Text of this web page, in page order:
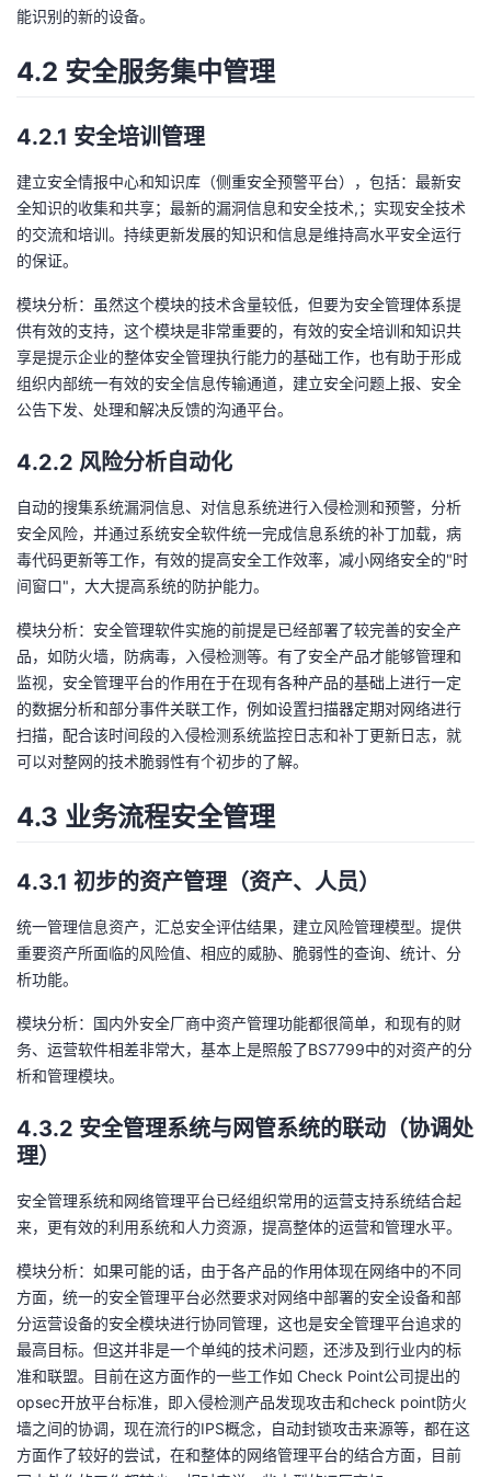
能识别的新的设备。
4.2 安全服务集中管理
4.2.1 安全培训管理
建立安全情报中心和知识库（侧重安全预警平台），包括：最新安
全知识的收集和共享；最新的漏洞信息和安全技术,；实现安全技术
的交流和培训。持续更新发展的知识和信息是维持高水平安全运行
的保证。
模块分析：虽然这个模块的技术含量较低，但要为安全管理体系提
供有效的支持，这个模块是非常重要的，有效的安全培训和知识共
享是提示企业的整体安全管理执行能力的基础工作，也有助于形成
组织内部统一有效的安全信息传输通道，建立安全问题上报、安全
公告下发、处理和解决反馈的沟通平台。
4.2.2 风险分析自动化
自动的搜集系统漏洞信息、对信息系统进行入侵检测和预警，分析
安全风险，并通过系统安全软件统一完成信息系统的补丁加载，病
毒代码更新等工作，有效的提高安全工作效率，减小网络安全的"时
间窗口"，大大提高系统的防护能力。
模块分析：安全管理软件实施的前提是已经部署了较完善的安全产
品，如防火墙，防病毒，入侵检测等。有了安全产品才能够管理和
监视，安全管理平台的作用在于在现有各种产品的基础上进行一定
的数据分析和部分事件关联工作，例如设置扫描器定期对网络进行
扫描，配合该时间段的入侵检测系统监控日志和补丁更新日志，就
可以对整网的技术脆弱性有个初步的了解。
4.3 业务流程安全管理
4.3.1 初步的资产管理（资产、人员）
统一管理信息资产，汇总安全评估结果，建立风险管理模型。提供
重要资产所面临的风险值、相应的威胁、脆弱性的查询、统计、分
析功能。
模块分析：国内外安全厂商中资产管理功能都很简单，和现有的财
务、运营软件相差非常大，基本上是照般了BS7799中的对资产的分
析和管理模块。
4.3.2 安全管理系统与网管系统的联动（协调处
理）
安全管理系统和网络管理平台已经组织常用的运营支持系统结合起
来，更有效的利用系统和人力资源，提高整体的运营和管理水平。
模块分析：如果可能的话，由于各产品的作用体现在网络中的不同
方面，统一的安全管理平台必然要求对网络中部署的安全设备和部
分运营设备的安全模块进行协同管理，这也是安全管理平台追求的
最高目标。但这并非是一个单纯的技术问题，还涉及到行业内的标
准和联盟。目前在这方面作的一些工作如 Check Point公司提出的
opsec开放平台标准，即入侵检测产品发现攻击和check point防火
墙之间的协调，现在流行的IPS概念，自动封锁攻击来源等，都在这
方面作了较好的尝试，在和整体的网络管理平台的结合方面，目前